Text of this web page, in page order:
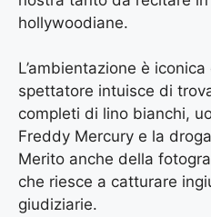
hollywoodiane.
L’ambientazione è
spettatore intuisce di
completi di lino bianchi,
Freddy Mercury e la
Merito anche della
che riesce a catturare
giudiziarie.